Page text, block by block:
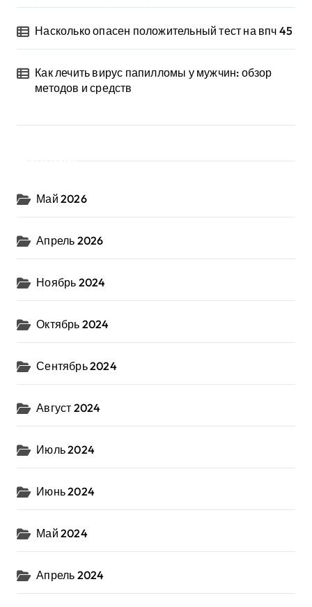
Насколько опасен положительный тест на впч 45
Как лечить вирус папилломы у мужчин: обзор
методов и средств
Май 2026
Апрель 2026
Ноябрь 2024
Октябрь 2024
Сентябрь 2024
Август 2024
Июль 2024
Июнь 2024
Май 2024
Апрель 2024